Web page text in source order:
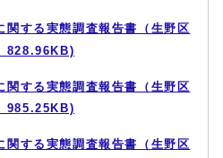
関する実態調査報告書（生野区
828.96KB)
関する実態調査報告書（生野区
985.25KB)
関する実態調査報告書（生野区